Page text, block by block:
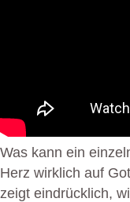
Was kann ein
Herz wirklich auf
zeigt eindrücklich,